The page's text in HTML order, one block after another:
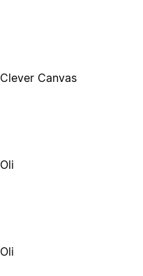
Clever Canvas
Oli
Oli